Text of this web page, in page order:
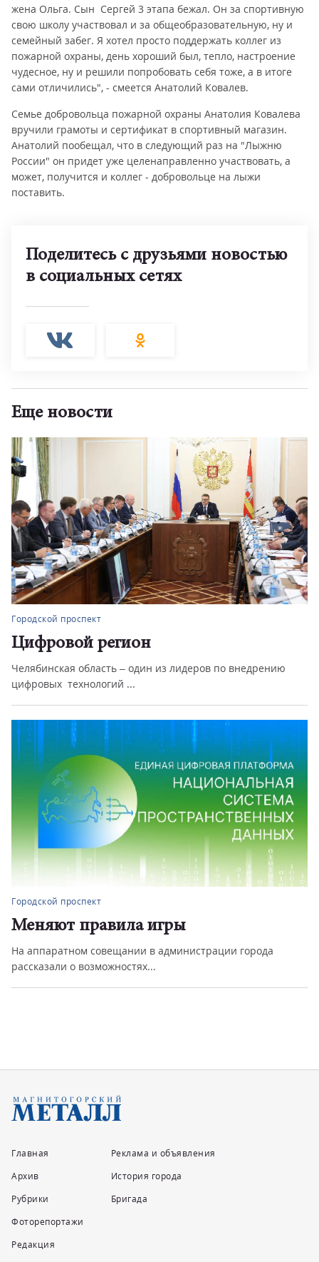
жена Ольга. Сын Сергей 3 этапа бежал. Он за спортивную
свою школу участвовал и за общеобразовательную, ну и
семейный забег. Я хотел просто поддержать коллег из
пожарной охраны, день хороший был, тепло, настроение
чудесное, ну и решили попробовать себя тоже, а в итоге
сами отличились", - смеется Анатолий Ковалев.
Семье добровольца пожарной охраны Анатолия Ковалева
вручили грамоты и сертификат в спортивный магазин.
Анатолий пообещал, что в следующий раз на "Лыжню
России" он придет уже целенаправленно участвовать, а
может, получится и коллег - добровольце на лыжи
поставить.
Поделитесь с друзьями новостью
в социальных сетях
Еще новости
Городской проспект
Цифровой регион
Челябинская область – один из лидеров по внедрению
цифровых технологий ...
Городской проспект
Меняют правила игры
На аппаратном совещании в администрации города
рассказали о возможностях...
Главная
Архив
Рубрики
Фоторепортажи
Редакция
Реклама и объявления
История города
Бригада